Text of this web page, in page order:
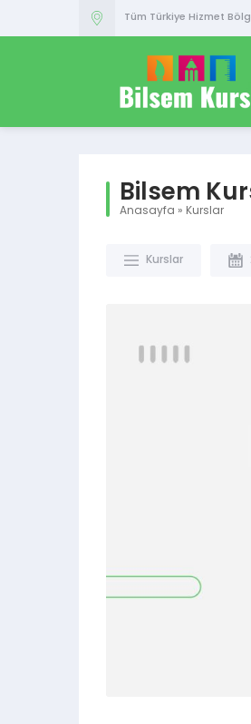
Tüm Türkiye Hizmet
Bilsem
Anasayfa » Kurslar
Kurslar